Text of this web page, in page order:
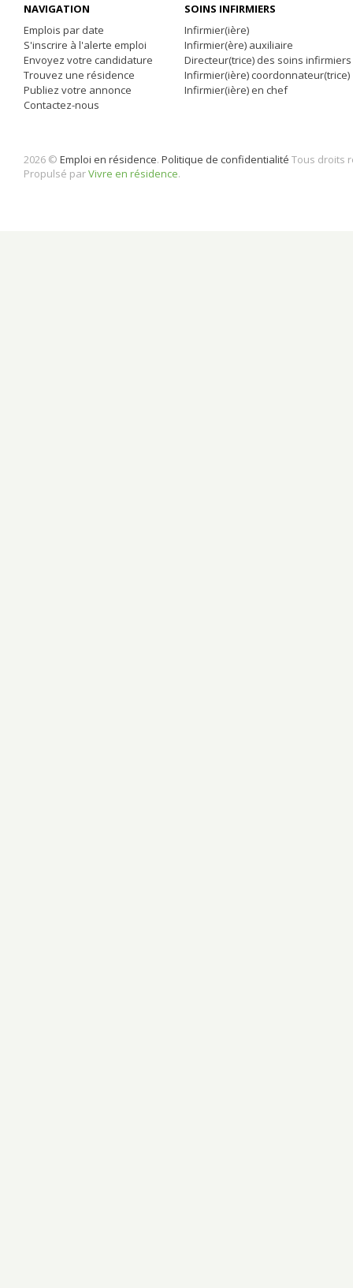
NAVIGATION
Emplois par date
S'inscrire à l'alerte emploi
Envoyez votre candidature
Trouvez une résidence
Publiez votre annonce
Contactez-nous
SOINS INFIRMIERS
Infirmier(ière)
Infirmier(ère) auxiliaire
Directeur(trice) des soins infirmiers
Infirmier(ière) coordonnateur(trice)
Infirmier(ière) en chef
2026 © Emploi en résidence. Politique de confidentialité Tous droits
Propulsé parVivre en résidence.